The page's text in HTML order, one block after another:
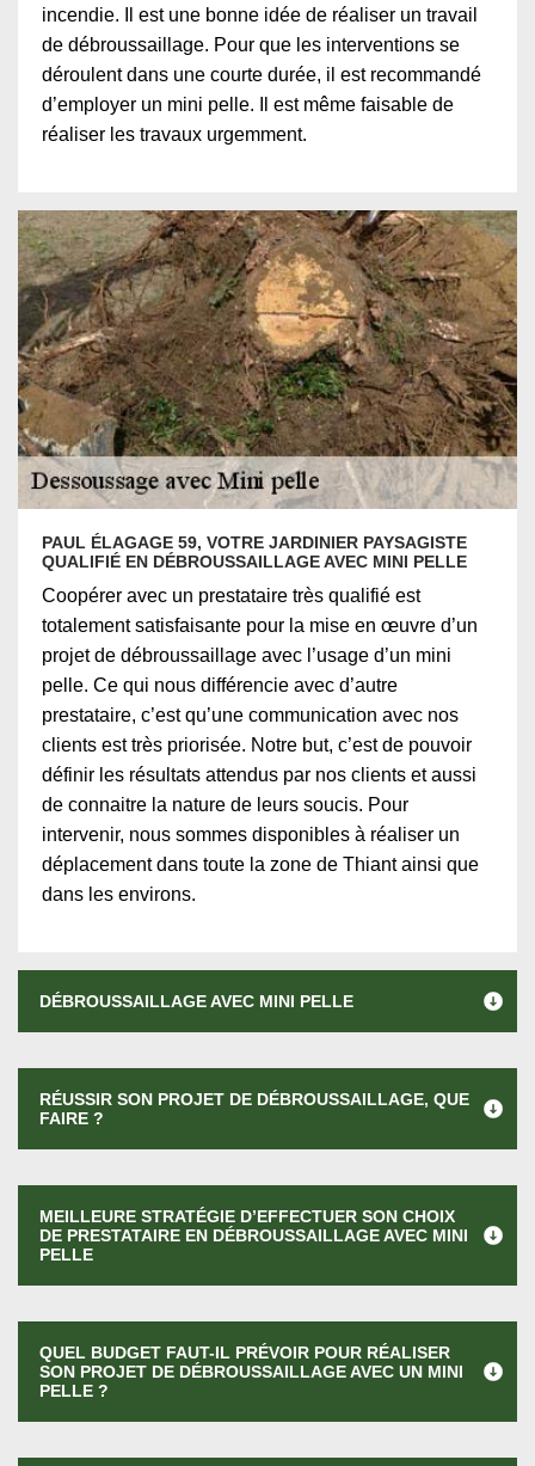
incendie. Il est une bonne idée de réaliser un travail
de débroussaillage. Pour que les interventions se
déroulent dans une courte durée, il est recommandé
d’employer un mini pelle. Il est même faisable de
réaliser les travaux urgemment.
PAUL ÉLAGAGE 59, VOTRE JARDINIER PAYSAGISTE
QUALIFIÉ EN DÉBROUSSAILLAGE AVEC MINI PELLE
Coopérer avec un prestataire très qualifié est
totalement satisfaisante pour la mise en œuvre d’un
projet de débroussaillage avec l’usage d’un mini
pelle. Ce qui nous différencie avec d’autre
prestataire, c’est qu’une communication avec nos
clients est très priorisée. Notre but, c’est de pouvoir
définir les résultats attendus par nos clients et aussi
de connaitre la nature de leurs soucis. Pour
intervenir, nous sommes disponibles à réaliser un
déplacement dans toute la zone de Thiant ainsi que
dans les environs.
DÉBROUSSAILLAGE AVEC MINI PELLE
RÉUSSIR SON PROJET DE DÉBROUSSAILLAGE, QUE
FAIRE ?
MEILLEURE STRATÉGIE D’EFFECTUER SON CHOIX
DE PRESTATAIRE EN DÉBROUSSAILLAGE AVEC MINI
PELLE
QUEL BUDGET FAUT-IL PRÉVOIR POUR RÉALISER
SON PROJET DE DÉBROUSSAILLAGE AVEC UN MINI
PELLE ?